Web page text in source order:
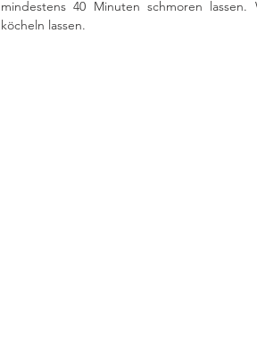
mindestens 40 Minuten schmoren
köcheln lassen.